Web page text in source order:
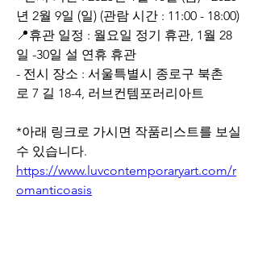
년 2월 9일 (일) (관람 시간 : 11:00 - 18:00)
📍휴관 일정 : 월요일 정기 휴관, 1월 28
일 -30일 설 연휴 휴관
- 전시 장소 : 서울특별시 종로구 북촌
로 7 길 18-4, 러브컨템포러리아트
*아래 링크로 가시면 작품리스트를 보실
수 있습니다.
https://www.luvcontemporaryart.com/r
omanticoasis